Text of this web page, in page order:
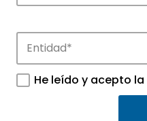
He leído y acepto la